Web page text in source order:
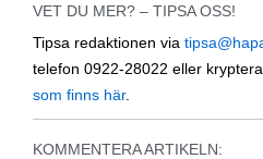
VET DU MER? – TIPSA OSS!
Tipsa redaktionen via
telefon 0922-28022 eller
som finns här.
KOMMENTERA ARTIKELN: